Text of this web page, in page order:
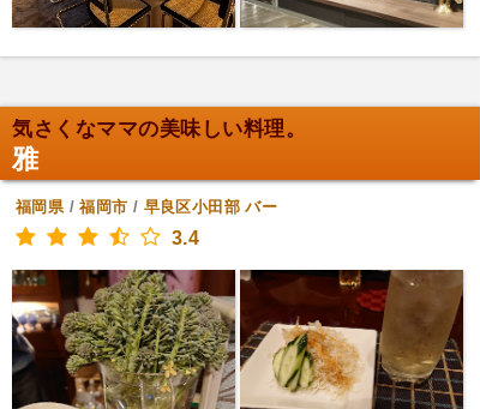
気さくなママの美味しい料理。
雅
福岡県/福岡市 / 早良区小田部 バー
3.4